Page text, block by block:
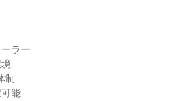
ラー
制
能